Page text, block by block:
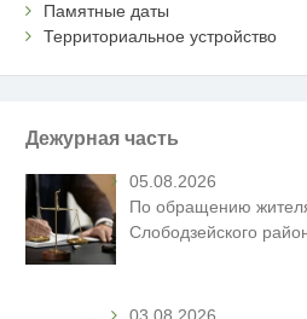
Памятные даты
Территориальное устройство
Дежурная часть
05.08.2026
По обращению
Слободзейского